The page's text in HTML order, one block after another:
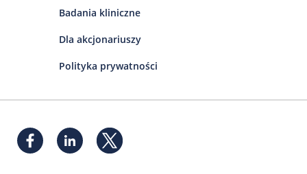
Badania kliniczne
Dla akcjonariuszy
Polityka prywatności